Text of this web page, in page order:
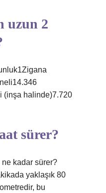
uzun 2
(inşa halinde)7.720
sürer?
kadar sürer?
yaklaşık 80
bu